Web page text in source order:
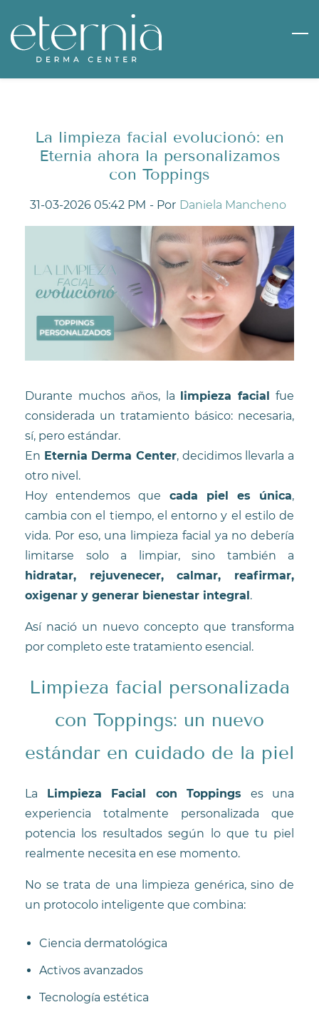
to
main
La limpieza facial evolucionó: en
Eternia ahora la personalizamos
con Toppings
31-03-2026 05:42 PM - Por Daniela Mancheno
Durante muchos años, la limpieza facial fue
considerada un tratamiento básico: necesaria,
sí, pero estándar.
En Eternia Derma Center, decidimos llevarla a
otro nivel.
Hoy entendemos que cada piel es única,
cambia con el tiempo, el entorno y el estilo de
vida. Por eso, una limpieza facial ya no debería
limitarse solo a limpiar, sino también a
hidratar, rejuvenecer, calmar, reafirmar,
oxigenar y generar bienestar integral.
Así nació un nuevo concepto que transforma
por completo este tratamiento esencial.
Limpieza facial personalizada
con Toppings: un nuevo
estándar en cuidado de la piel
La Limpieza Facial con Toppings es una
experiencia totalmente personalizada que
potencia los resultados según lo que tu piel
realmente necesita en ese momento.
No se trata de una limpieza genérica, sino de
un protocolo inteligente que combina:
Ciencia dermatológica
Activos avanzados
Tecnología estética